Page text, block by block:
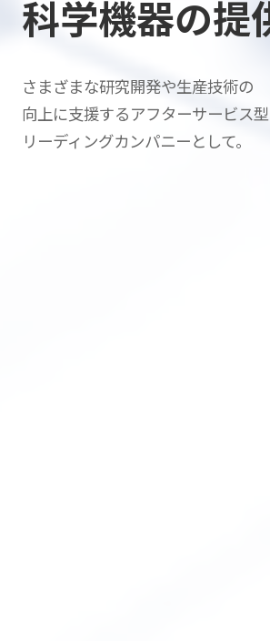
科学機器の提
さまざまな研究開発や生産技術の
向上に支援するアフターサービス
リーディングカンパニーとして。